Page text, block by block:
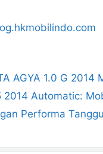
AGYA 1.0 G 2014
2014 Automatic:
Performa